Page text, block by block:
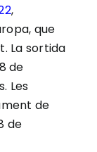
,
que
La sortida
de
Les
de
de